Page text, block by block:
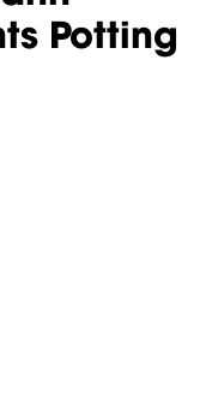
Potting